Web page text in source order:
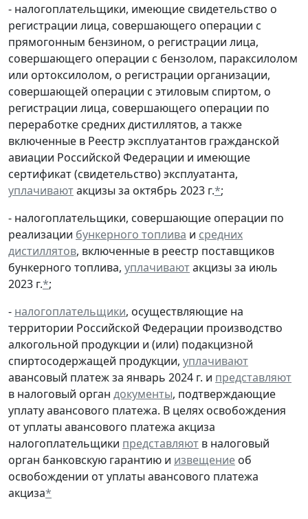
- налогоплательщики, имеющие свидетельство о
регистрации лица, совершающего операции с
прямогонным бензином, о регистрации лица,
совершающего операции с бензолом, параксилолом
или ортоксилолом, о регистрации организации,
совершающей операции с этиловым спиртом, о
регистрации лица, совершающего операции по
переработке средних дистиллятов, а также
включенные в Реестр эксплуатантов гражданской
авиации Российской Федерации и имеющие
сертификат (свидетельство) эксплуатанта,
уплачиваютакцизы за октябрь 2023 г.*;
- налогоплательщики, совершающие операции по
реализации бункерного топлива и средних
дистиллятов, включенные в реестр поставщиков
бункерного топлива, уплачиваютакцизы за июль
2023 г.*;
- налогоплательщики, осуществляющие на
территории Российской Федерации производство
алкогольной продукции и (или) подакцизной
спиртосодержащей продукции, уплачивают
авансовый платеж за январь 2024 г. и представляют
в налоговый орган документы, подтверждающие
уплату авансового платежа. В целях освобождения
от уплаты авансового платежа акциза
налогоплательщики представляют в налоговый
орган банковскую гарантию и извещение об
освобождении от уплаты авансового платежа
акциза*